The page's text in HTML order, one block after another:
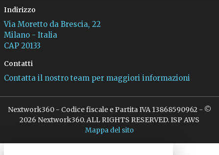
Indirizzo
Via Moretto da Brescia, 22
Milano - Italia
CAP 20133
Contatti
Contatta il nostro team per maggiori informazioni
Nextwork360 - Codice fiscale e Partita IVA 13868590962 - ©
2026 Nextwork360. ALL RIGHTS RESERVED. ISP AWS
Mappa del sito